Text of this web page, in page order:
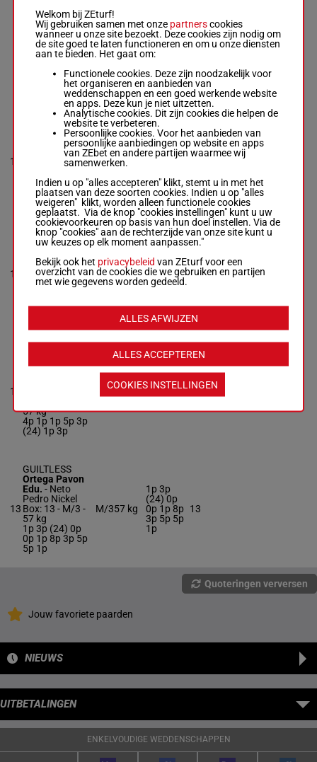
INNERBLOOM
Monasterolo
Iva. E.-Neto
Pedro Nickel
Box: 9 -M/3 -
57 kg
1p 2p 3p (24)
3p 2p 2p 7p 2p
M/357 kg
1p 2p 3p
(24) 3p
2p 2p 7p
9
10
FILIPPIADA
Calvente Gus.
Ricardo
Nicolas Scialchi
M/5 -
4p 6p (24) 4p
5p 1p 1p 9p
M/557 kg
4p 6p
(24) 4p
11
EARLY LIFE
Peralta Jos. L.
Sanchez
Box: 11 -M/4 -
60 kg
3p 2p 9p 2p 5p
M/460 kg
(24) 3p
2p 9p 2p
5p 1p 4p
11
12
57 kg
4p 1p 1p 5p 3p
(24) 1p 3p
M/557 kg
4p 1p 1p
5p 3p
(24) 1p
12
13
GUILTLESS
Ortega Pavon
Edu. - Neto
Pedro Nickel
Box: 13 - M/3 -
57 kg
1p 3p (24) 0p
0p 1p 8p 3p 5p
5p 1p
M/357 kg
1p 3p
(24) 0p
0p 1p 8p
3p 5p 5p
1p
13
Quoteringen verversen
Jouw favoriete paarden
NIEUWS
UITBETALINGEN
ENKELVOUDIGE WEDDENSCHAPPEN
Welkom bij ZEturf!
Wij gebruiken samen met onze partnerscookies
wanneer u onze site bezoekt. Deze cookies zijn nodig om
de site goed te laten functioneren en om u onze diensten
aan te bieden. Het gaat om:
Functionele cookies. Deze zijn noodzakelijk voor
het organiseren en aanbieden van
weddenschappen en een goed werkende website
en apps. Deze kun je niet uitzetten.
Analytische cookies. Dit zijn cookies die helpen de
website te verbeteren.
Persoonlijke cookies. Voor het aanbieden van
persoonlijke aanbiedingen op website en apps
van ZEbet en andere partijen waarmee wij
samenwerken.
Indien u op "alles accepteren" klikt, stemt u in met het
plaatsen van deze soorten cookies. Indien u op "alles
weigeren" klikt, worden alleen functionele cookies
geplaatst. Via de knop "cookies instellingen" kunt u uw
cookievoorkeuren op basis van hun doel instellen. Via de
knop "cookies" aan de rechterzijde van onze site kunt u
uw keuzes op elk moment aanpassen."
Bekijk ook het privacybeleid van ZEturf voor een
overzicht van de cookies die we gebruiken en partijen
met wie gegevens worden gedeeld.
ALLES ACCEPTEREN
ALLES AFWIJZEN
COOKIES INSTELLINGEN